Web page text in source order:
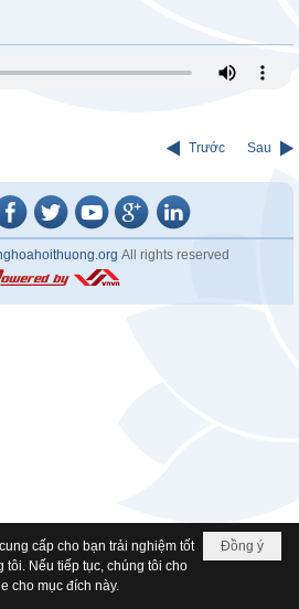
Trước Sau
All rights reserved
Đồng ý
cấp cho bạn trải nghiệm tốt
tôi. Nếu tiếp tục, chúng tôi cho
cho mục đích này.